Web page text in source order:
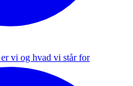
vi og hvad vi står for